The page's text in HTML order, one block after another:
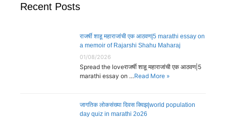
Recent Posts
राजर्षी शाहू महाराजांची एक आठवण|5 marathi essay on
a memoir of Rajarshi Shahu Maharaj
01/08/2026
Spread the loveराजर्षी शाहू महाराजांची एक आठवण|5
marathi essay on …Read More »
जागतिक लोकसंख्या दिवस क्विझ|world population
day quiz in marathi 2o26